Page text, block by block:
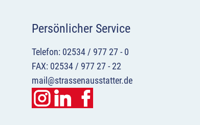
Persönlicher Service
Telefon: 02534 / 977 27 - 0
FAX: 02534 / 977 27 - 22
mail@strassenausstatter.de